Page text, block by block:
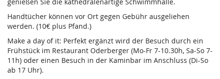
Handtücher können vor Ort gegen Gebühr ausgeliehen
werden. (10€ plus Pfand.)
Make a day of it: Perfekt ergänzt wird der Besuch durch ein
Frühstück im Restaurant Oderberger (Mo-Fr 7-10.30h, Sa-So 7-
11h) oder einen Besuch in der Kaminbar im Anschluss (Di-So
ab 17 Uhr).